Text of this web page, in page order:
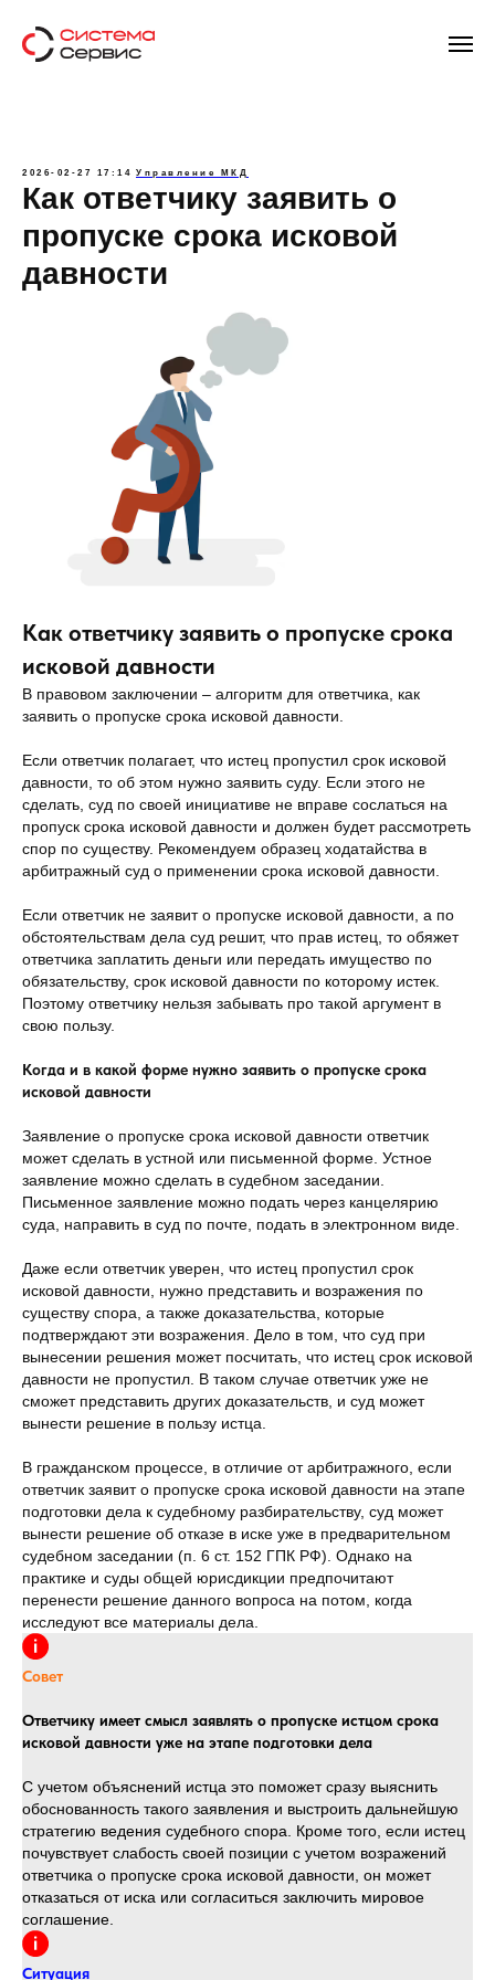
2026-02-27 17:14 Управление МКД
Как ответчику заявить о
пропуске срока исковой
давности
Как ответчику заявить о пропуске срока
исковой давности
В правовом заключении – алгоритм для ответчика, как
заявить о пропуске срока исковой давности.
Если ответчик полагает, что истец пропустил срок исковой
давности, то об этом нужно заявить суду. Если этого не
сделать, суд по своей инициативе не вправе сослаться на
пропуск срока исковой давности и должен будет рассмотреть
спор по существу. Рекомендуем образец ходатайства в
арбитражный суд о применении срока исковой давности.
Если ответчик не заявит о пропуске исковой давности, а по
обстоятельствам дела суд решит, что прав истец, то обяжет
ответчика заплатить деньги или передать имущество по
обязательству, срок исковой давности по которому истек.
Поэтому ответчику нельзя забывать про такой аргумент в
свою пользу.
Когда и в какой форме нужно заявить о пропуске срока
исковой давности
Заявление о пропуске срока исковой давности ответчик
может сделать в устной или письменной форме. Устное
заявление можно сделать в судебном заседании.
Письменное заявление можно подать через канцелярию
суда, направить в суд по почте, подать в электронном виде.
Даже если ответчик уверен, что истец пропустил срок
исковой давности, нужно представить и возражения по
существу спора, а также доказательства, которые
подтверждают эти возражения. Дело в том, что суд при
вынесении решения может посчитать, что истец срок исковой
давности не пропустил. В таком случае ответчик уже не
сможет представить других доказательств, и суд может
вынести решение в пользу истца.
В гражданском процессе, в отличие от арбитражного, если
ответчик заявит о пропуске срока исковой давности на этапе
подготовки дела к судебному разбирательству, суд может
вынести решение об отказе в иске уже в предварительном
судебном заседании (п. 6 ст. 152 ГПК РФ). Однако на
практике и суды общей юрисдикции предпочитают
перенести решение данного вопроса на потом, когда
исследуют все материалы дела.
Совет
Ответчику имеет смысл заявлять о пропуске истцом срока
исковой давности уже на этапе подготовки дела
С учетом объяснений истца это поможет сразу выяснить
обоснованность такого заявления и выстроить дальнейшую
стратегию ведения судебного спора. Кроме того, если истец
почувствует слабость своей позиции с учетом возражений
ответчика о пропуске срока исковой давности, он может
отказаться от иска или согласиться заключить мировое
соглашение.
Ситуация